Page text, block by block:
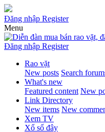
Đăng nhập Register
Menu
Đăng nhập Register
Rao vặt
New posts Search
What's new
Featured content New
Link Directory
New items New
Xem TV
Xổ số đây